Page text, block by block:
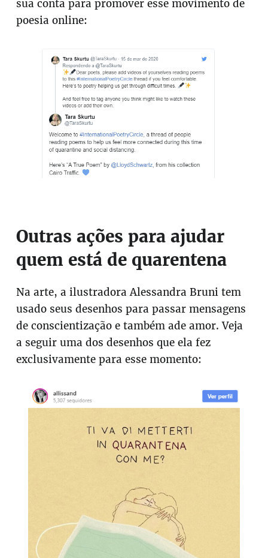
sua conta para promover esse movimento de
poesia online:
Outras ações para ajudar
quem está de quarentena
Na arte, a ilustradora Alessandra Bruni tem
usado seus desenhos para passar mensagens
de conscientização e também ade amor. Veja
a seguir uma dos desenhos que ela fez
exclusivamente para esse momento: